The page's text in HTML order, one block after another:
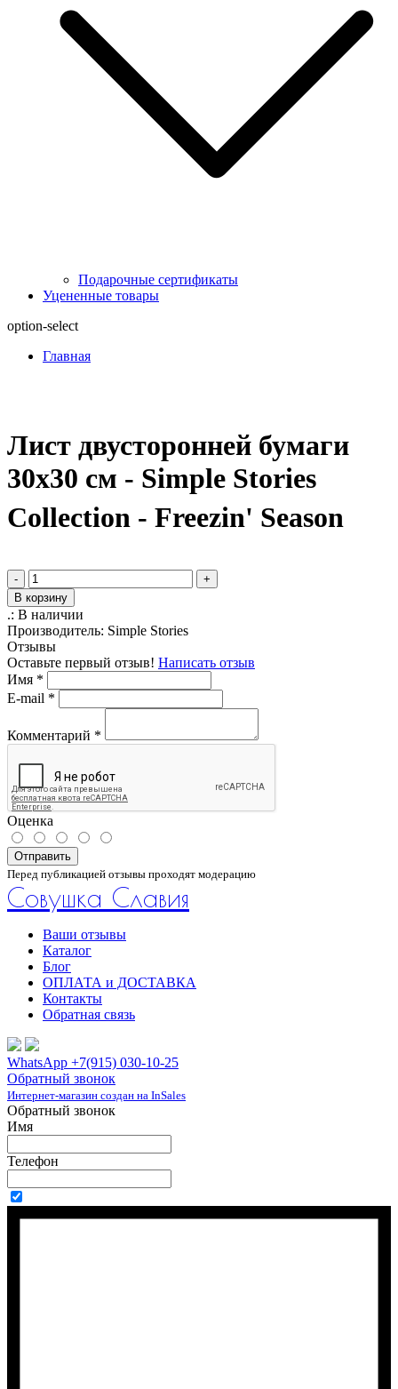
Подарочные сертификаты
Уцененные товары
option-select
Главная
Лист двусторонней бумаги
30х30 см - Simple Stories
Collection - Freezin' Season
-
+
В корзину
.: В наличии
Производитель: Simple Stories
Отзывы
Оставьте первый отзыв! Написать отзыв
Имя *
E-mail *
Комментарий *
Оценка
Отправить
Перед публикацией отзывы проходят модерацию
Совушка Славия
Ваши отзывы
Каталог
Блог
ОПЛАТА и ДОСТАВКА
Контакты
Обратная связь
WhatsApp +7(915) 030-10-25
Обратный звонок
Интернет-магазин создан на InSales
Обратный звонок
Имя
Телефон